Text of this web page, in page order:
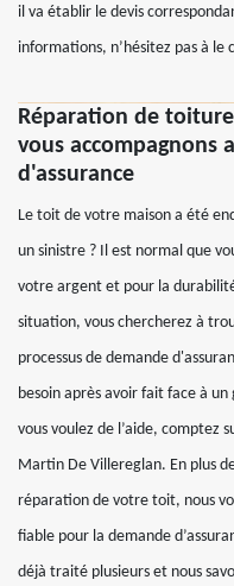
il va établir le devis
informations, n’hésitez pas à le
Réparation de
vous accompagnons
d'assurance
Le toit de votre maison a été
un sinistre ? Il est normal que
votre argent et pour la
situation, vous chercherez à
processus de demande
besoin après avoir fait face à un
vous voulez de l’aide, comptez
Martin De Villereglan. En plus
réparation de votre toit, nous
fiable pour la demande
déjà traité plusieurs et nous